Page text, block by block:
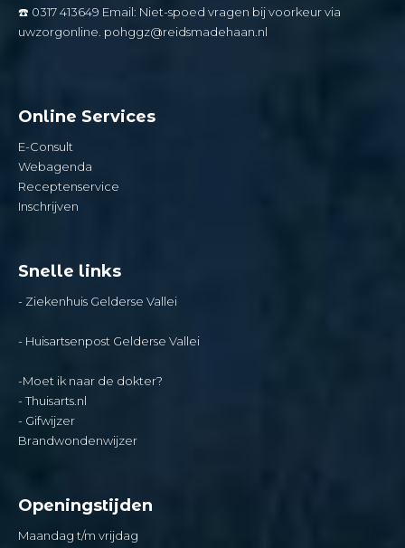
☎️ 0317 413649 Email: Niet-spoed vragen bij voorkeur via
uwzorgonline. pohggz@reidsmadehaan.nl
Online Services
E-Consult
Webagenda
Receptenservice
Inschrijven
Snelle links
- Ziekenhuis Gelderse Vallei
- Huisartsenpost Gelderse Vallei
-Moet ik naar de dokter?
- Thuisarts.nl
- Gifwijzer
Brandwondenwijzer
Openingstijden
Maandag t/m vrijdag